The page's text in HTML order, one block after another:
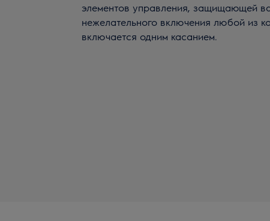
элементов управления, защищающей
нежелательного включения любой из
включается одним касанием.